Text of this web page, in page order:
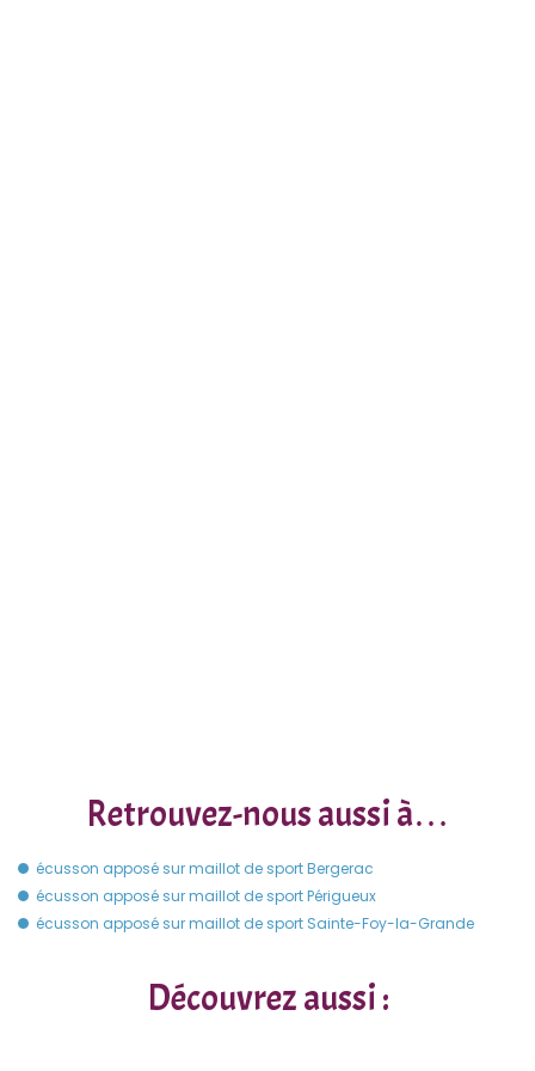
Retrouvez-nous aussi à…
écusson apposé sur maillot de sport Bergerac
écusson apposé sur maillot de sport Périgueux
écusson apposé sur maillot de sport Sainte-Foy-la-Grande
Découvrez aussi :